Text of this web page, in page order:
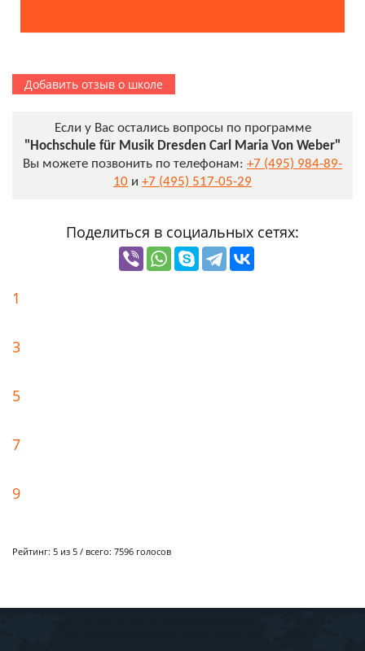
Добавить отзыв о школе
Если у Вас остались вопросы по программе
"Hochschule für Musik Dresden Carl Maria Von Weber"
Вы можете позвонить по телефонам: +7 (495) 984-89-
10 и +7 (495) 517-05-29
Поделиться в социальных сетях:
1
3
5
7
9
Рейтинг: 5 из 5 / всего: 7596 голосов